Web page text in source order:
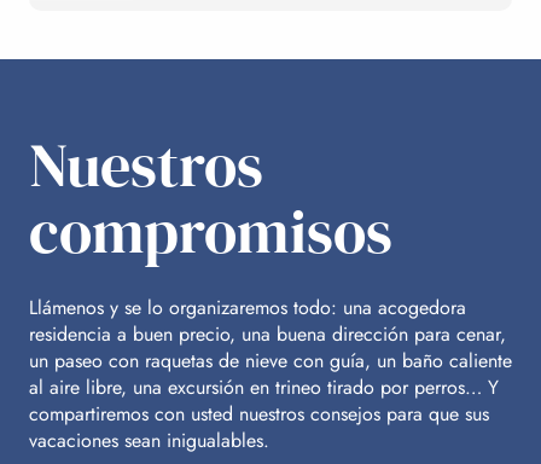
Nuestros
compromisos
Llámenos y se lo organizaremos todo: una acogedora
residencia a buen precio, una buena dirección para cenar,
un paseo con raquetas de nieve con guía, un baño caliente
al aire libre, una excursión en trineo tirado por perros… Y
compartiremos con usted nuestros consejos para que sus
vacaciones sean inigualables.